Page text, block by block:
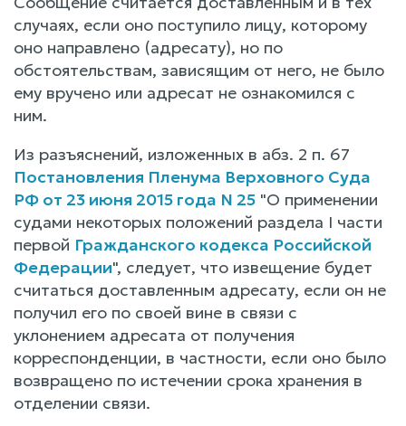
случаях, если оно поступило лицу, которому
оно направлено (адресату), но по
обстоятельствам, зависящим от него, не было
ему вручено или адресат не ознакомился с
ним.
Из разъяснений, изложенных в абз. 2 п. 67
Постановления Пленума Верховного Суда
РФ от 23 июня 2015 года N 25 "О применении
судами некоторых положений раздела I части
первой Гражданского кодекса Российской
Федерации", следует, что извещение будет
считаться доставленным адресату, если он не
получил его по своей вине в связи с
уклонением адресата от получения
корреспонденции, в частности, если оно было
возвращено по истечении срока хранения в
отделении связи.